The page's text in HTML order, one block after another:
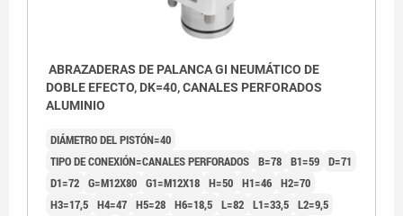
ABRAZADERAS DE PALANCA GI NEUMÁTICO DE
DOBLE EFECTO, DK=40, CANALES PERFORADOS
ALUMINIO
DIÁMETRO DEL PISTÓN=40
TIPO DE CONEXIÓN=CANALES PERFORADOS B=78 B1=59 D=71
D1=72 G=M12X80 G1=M12X18 H=50 H1=46 H2=70
H3=17,5 H4=47 H5=28 H6=18,5 L=82 L1=33,5 L2=9,5